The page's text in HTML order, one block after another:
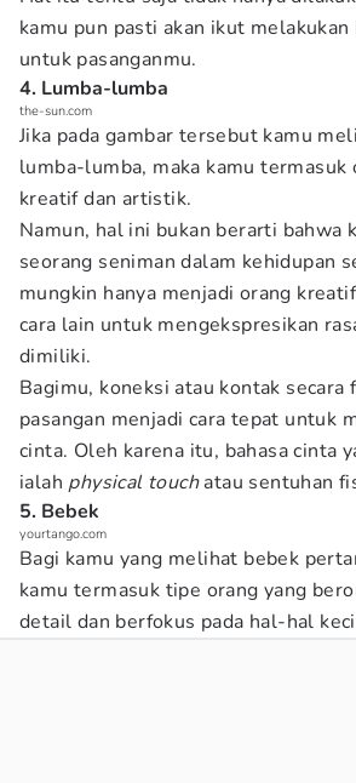
kamu pun pasti akan ikut melakukan
untuk pasanganmu.
4. Lumba-lumba
the-sun.com
Jika pada gambar tersebut kamu
lumba-lumba, maka kamu termasuk
kreatif dan artistik.
Namun, hal ini bukan berarti bahwa
seorang seniman dalam kehidupan
mungkin hanya menjadi orang
cara lain untuk mengekspresikan
dimiliki.
Bagimu, koneksi atau kontak secara
pasangan menjadi cara tepat untuk
cinta. Oleh karena itu, bahasa cinta
ialah physical touchatau sentuhan
5. Bebek
yourtango.com
Bagi kamu yang melihat bebek
kamu termasuk tipe orang yang
detail dan berfokus pada hal-hal